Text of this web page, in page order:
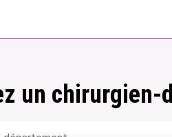
un chirurgien-